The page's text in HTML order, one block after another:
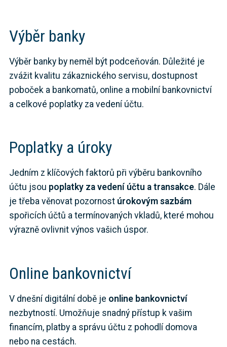
Výběr banky
Výběr banky by neměl být podceňován. Důležité je
zvážit kvalitu zákaznického servisu, dostupnost
poboček a bankomatů, online a mobilní bankovnictví
a celkové poplatky za vedení účtu.
Poplatky a úroky
Jedním z klíčových faktorů při výběru bankovního
účtu jsou poplatky za vedení účtu a transakce. Dále
je třeba věnovat pozornost úrokovým sazbám
spořicích účtů a termínovaných vkladů, které mohou
výrazně ovlivnit výnos vašich úspor.
Online bankovnictví
V dnešní digitální době je online bankovnictví
nezbytností. Umožňuje snadný přístup k vašim
financím, platby a správu účtu z pohodlí domova
nebo na cestách.